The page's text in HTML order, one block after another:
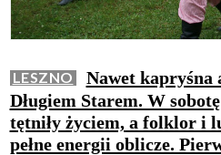
LESZNO
Nawet kapryśna
Długiem Starem. W
tętniły życiem, a folklor i
pełne energii oblicze.